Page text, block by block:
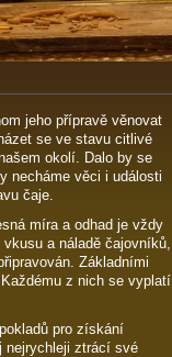
jeho přípravě věnovat
se ve stavu citlivé
okolí. Dalo by se
necháme věci i události
čaje.
míra a odhad je vždy
a náladě čajovníků,
Základními
z nich se vyplatí
pro získání
nejrychleji ztrácí své